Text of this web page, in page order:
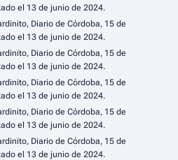
el 13 de junio de 2024.
Diario de Córdoba, 15 de
el 13 de junio de 2024.
Diario de Córdoba, 15 de
el 13 de junio de 2024.
Diario de Córdoba, 15 de
el 13 de junio de 2024.
Diario de Córdoba, 15 de
el 13 de junio de 2024.
Diario de Córdoba, 15 de
el 13 de junio de 2024.